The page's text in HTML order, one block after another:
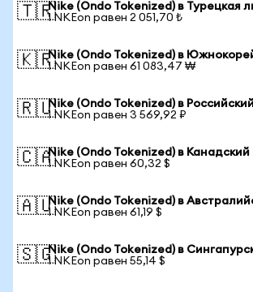
🇹🇷Nike (Ondo Tokenized) в Турецкая
1 NKEon равен 2 051,70 ₺
🇰🇷Nike (Ondo Tokenized) в
1 NKEon равен 61 083,47 ₩
🇷🇺Nike (Ondo Tokenized) в
1 NKEon равен 3 569,92 ₽
🇨🇦Nike (Ondo Tokenized) в
1 NKEon равен 60,32 $
🇦🇺Nike (Ondo Tokenized) в
1 NKEon равен 61,19 $
🇸🇬Nike (Ondo Tokenized) в
1 NKEon равен 55,14 $